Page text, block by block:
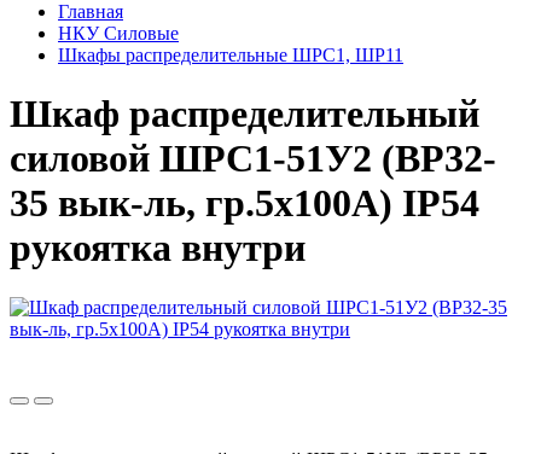
Главная
НКУ Силовые
Шкафы распределительные ШРС1, ШР11
Шкаф распределительный
силовой ШРС1-51У2 (ВР32-
35 вык-ль, гр.5х100А) IP54
рукоятка внутри